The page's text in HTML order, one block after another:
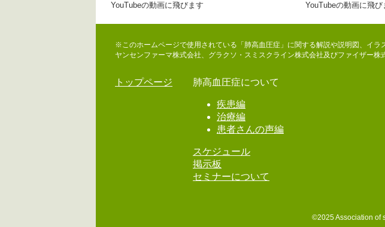
YouTubeの動画に飛びます
YouTubeの動画に飛び
※このホームページで使用されている「肺高血圧症」に関する解説や説明図、イラ
ヤンセンファーマ株式会社、グラクソ・スミスクライン株式会社及びファイザー株
トップページ 肺高血圧症について
疾患編
治療編
患者さんの声編
スケジュール
掲示板
セミナーについて
©2025 Association of